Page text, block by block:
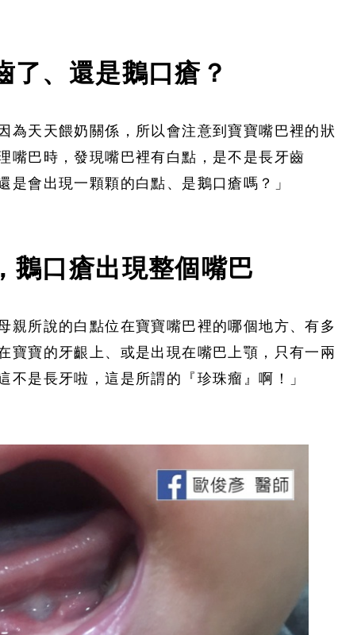
了、還是鵝口瘡？
為天天餵奶關係，所以會注意到寶寶嘴巴裡的狀
嘴巴時，發現嘴巴裡有白點，是不是長牙齒
是會出現一顆顆的白點、是鵝口瘡嗎？」
鵝口瘡出現整個嘴巴
親所說的白點位在寶寶嘴巴裡的哪個地方、有多
寶寶的牙齦上、或是出現在嘴巴上顎，只有一兩
是長牙啦，這是所謂的『珍珠瘤』啊！」